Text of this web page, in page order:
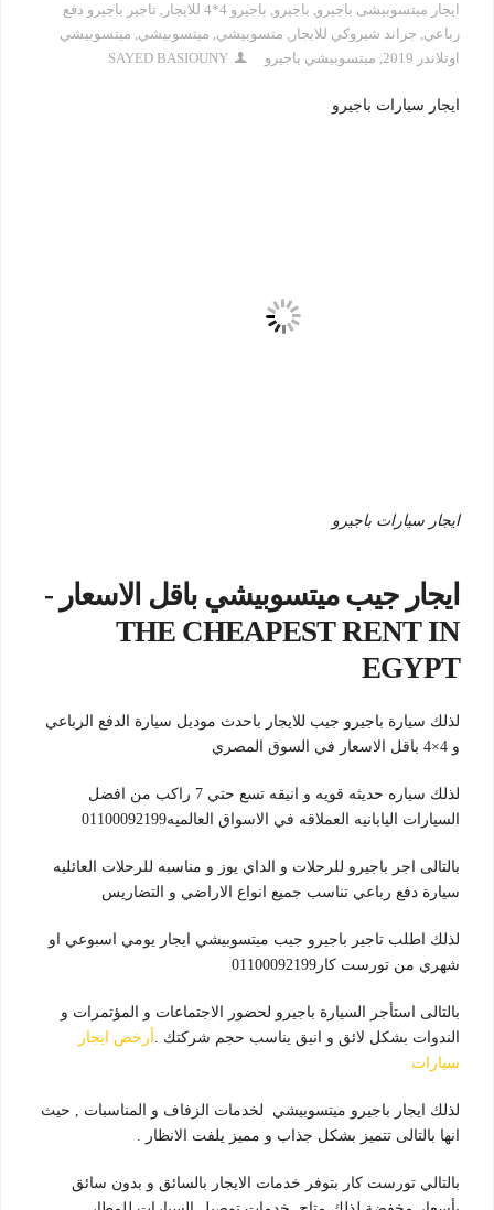
ايجار ميتسوبيشى باجيرو, باجيرو, باجيرو 4*4 للايجار , تاجير باجيرو دفع
رباعي, جراند شيروكي للايجار , متسوبيشي, ميتسوبيشي, ميتسوبيشي
اوتلاندر 2019
, ميتسوبيشي باجيرو SAYED BASIOUNY
ايجار سيارات باجيرو
ايجار سيارات باجيرو
ايجار جيب ميتسوبيشي باقل الاسعار -
THE CHEAPEST RENT IN
EGYPT
لذلك سيارة باجيرو جيب للايجار باحدث موديل سيارة الدفع الرباعي
و 4×4 باقل الاسعار في السوق المصري
لذلك سياره حديثه قويه و انيقه تسع حتي 7 راكب من افضل
السيارات اليابانيه العملاقه في الاسواق العالميه01100092199
بالتالى اجر باجيرو للرحلات و الداي يوز و مناسبه للرحلات العائليه
سيارة دفع رباعي تناسب جميع انواع الاراضي و التضاريس
لذلك اطلب تاجير باجيرو جيب ميتسوبيشي ايجار يومي اسبوعي او
شهري من تورست كار01100092199
بالتالى استأجر السيارة باجيرو لحضور الاجتماعات و المؤتمرات و
الندوات بشكل لائق و انيق يناسب حجم شركتك . أرخص ايجار
سيارات
لذلك ايجار باجيرو ميتسوبيشي لخدمات الزفاف و المناسبات , حيث
انها بالتالى تتميز بشكل جذاب و مميز يلفت الانظار .
بالتالي تورست كار بتوفر خدمات الايجار بالسائق و بدون سائق